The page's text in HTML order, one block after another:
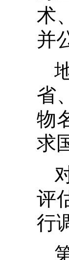
术
并
省
物
求
评
行